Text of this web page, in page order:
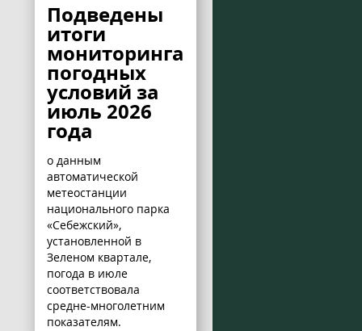
Подведены
итоги
мониторинга
погодных
условий за
июль 2026
года
о данным
автоматической
метеостанции
национального парка
«Себежский»,
установленной в
Зеленом квартале,
погода в июле
соответствовала
средне-многолетним
показателям.